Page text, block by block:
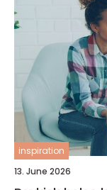
inspiration
13. June 2026